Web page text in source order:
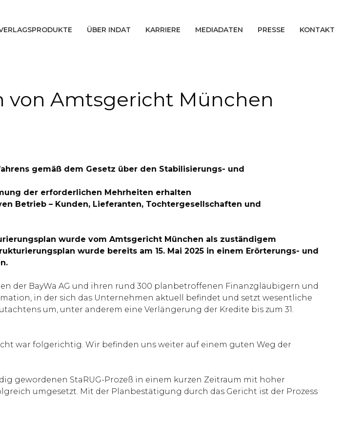
ÜBER INDAT KARRIERE MEDIADATEN PRESSE KONTAKT
von Amtsgericht München
gemäß dem Gesetz über den Stabilisierungs- und
der erforderlichen Mehrheiten erhalten
Betrieb – Kunden, Lieferanten, Tochtergesellschaften und
wurde vom Amtsgericht München als zuständigem
wurde bereits am 15. Mai 2025 in einem Erörterungs- und
der BayWa AG und ihren rund 300 planbetroffenen Finanzgläubigern und
in der sich das Unternehmen aktuell befindet und setzt wesentliche
um, unter anderem eine Verlängerung der Kredite bis zum 31.
war folgerichtig. Wir befinden uns weiter auf einem guten Weg der
gewordenen StaRUG-Prozeß in einem kurzen Zeitraum mit hoher
umgesetzt. Mit der Planbestätigung durch das Gericht ist der Prozess